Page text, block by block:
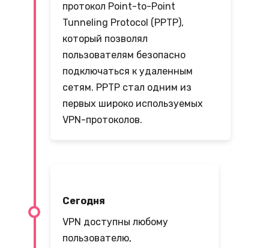
протокол Point-to-Point
Tunneling Protocol (PPTP),
который позволял
пользователям безопасно
подключаться к удаленным
сетям. PPTP стал одним из
первых широко используемых
VPN-протоколов.
Сегодня
VPN доступны любому
пользователю,